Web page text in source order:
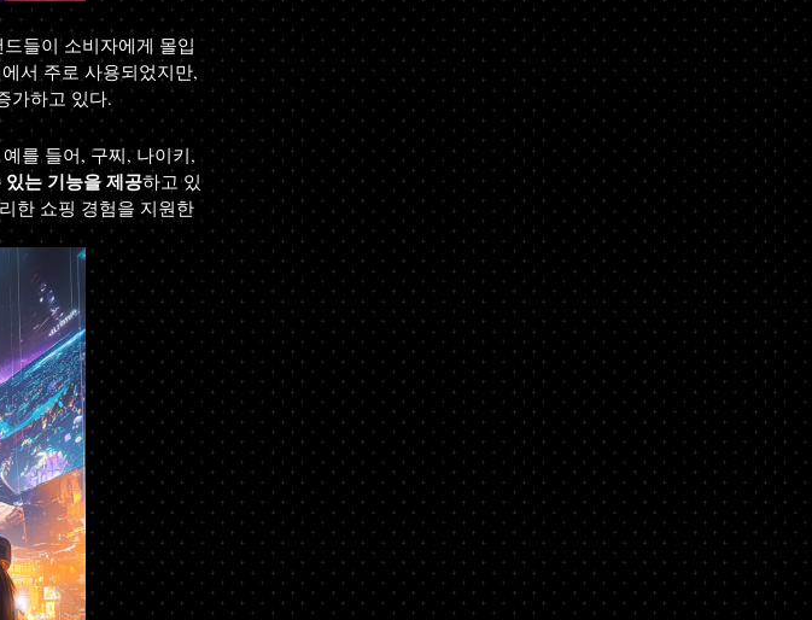
드들이 소비자에게 몰입
서 주로 사용되었지만,
가하고 있다.
를 들어, 구찌, 나이키,
는 기능을 제공하고 있
한 쇼핑 경험을 지원한